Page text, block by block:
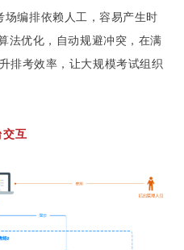
场编排依赖人工，容易产生时
法优化，自动规避冲突，在满
排考效率，让大规模考试组织
交互